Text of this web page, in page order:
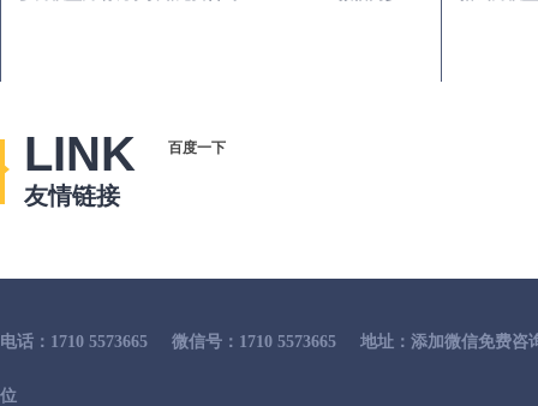
LINK
友情链接
百度一下
电话：1710 5573665 微信号：1710 5573665 地址：添加微信免费咨
位